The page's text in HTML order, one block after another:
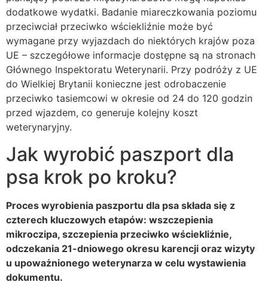
dodatkowe wydatki. Badanie miareczkowania poziomu
przeciwciał przeciwko wściekliźnie może być
wymagane przy wyjazdach do niektórych krajów poza
UE – szczegółowe informacje dostępne są na stronach
Głównego Inspektoratu Weterynarii. Przy podróży z UE
do Wielkiej Brytanii konieczne jest odrobaczenie
przeciwko tasiemcowi w okresie od 24 do 120 godzin
przed wjazdem, co generuje kolejny koszt
weterynaryjny.
Jak wyrobić paszport dla
psa krok po kroku?
Proces wyrobienia paszportu dla psa składa się z
czterech kluczowych etapów: wszczepienia
mikroczipa, szczepienia przeciwko wściekliźnie,
odczekania 21-dniowego okresu karencji oraz wizyty
u upoważnionego weterynarza w celu wystawienia
dokumentu.